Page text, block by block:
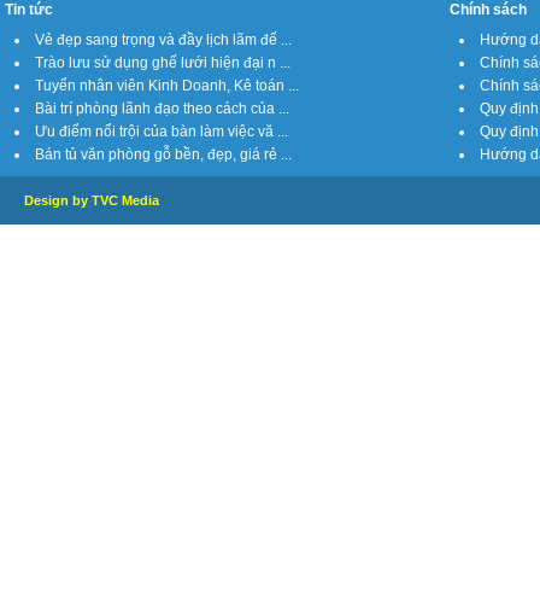
Tin tức
Vẻ đẹp sang trọng và đầy lịch lãm đế ...
Trào lưu sử dụng ghế lưới hiện đại n ...
Tuyển nhân viên Kinh Doanh, Kê toán ...
Bài trí phòng lãnh đạo theo cách của ...
Ưu điểm nổi trội của bàn làm việc vă ...
Bán tủ văn phòng gỗ bền, đẹp, giá rẻ ...
Chính sách
Hướng
Chính
Chính
Quy
Quy
Hướng
Design by TVC Media